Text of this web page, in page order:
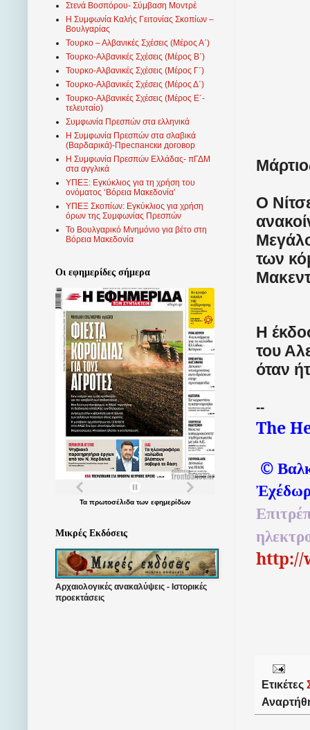
Ο
των
Η
του
όταν
--
The
©
http://
Ετικέτες
Στενά Βοσπόρου- Σύμβαση Μοντρέ
Η Συμφωνία Καλής Γειτονίας Σκοπίων –
Βουλγαρίας
Τουρκο – Αλβανικές Σχέσεις (Mέρος Α΄)
Τουρκο-Αλβανικές Σχέσεις (Μέρος Β΄)
Τουρκο-Αλβανικές Σχέσεις (Μέρος Γ΄)
Τουρκο-Αλβανικές Σχέσεις (Μέρος Δ΄)
Τουρκο-Αλβανικές Σχέσεις (Μέρος Ε΄-
τελευταίο)
Συμφωνία Πρεσπών στα ελληνικά
Η Συμφωνία Πρεσπών στα σλαβικά
(Βαρδαρικά)-Преспански договор
Η Συμφωνία Πρεσπών Ελλάδας- πΓΔΜ
στα αγγλικά
ΥΠΕΞ: Εγκύκλιος για τη χρήση του
ονόματος ‘Βόρεια Μακεδονία’
ΥΠΕΞ Σκοπίων: Εγκύκλιος για χρήση
όρων της Συμφωνίας Πρεσπών
Το Βουλγαρικό Μνημόνιο για βέτο στη
Βόρεια Μακεδονία
Οι εφημερίδες σήμερα
Τα πρωτοσέλιδατων εφημερίδων
Μικρές Εκδόσεις
Αρχαιολογικές ανακαλύψεις - Ιστορικές
προεκτάσεις